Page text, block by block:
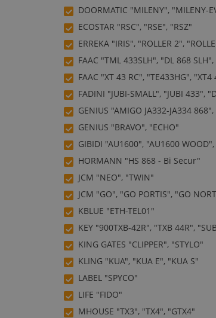
DOORMATIC "MILENY", "MILENY-
ECOSTAR "RSC", "RSE", "RSZ"
ERREKA "IRIS", "ROLLER 2",
FAAC "TML 433SLH", "DL 868
FAAC "XT 43 RC", "TE433HG", "XT4
FADINI "JUBI-SMALL", "JUBI 433",
GENIUS "AMIGO JA332-JA334
GENIUS "BRAVO", "ECHO"
GIBIDI "AU1600", "AU1600
HORMANN "HS 868 - Bi Secur"
JCM "NEO", "TWIN"
JCM "GO", "GO PORTIS", "GO
KBLUE "ETH-TEL01"
KEY "900TXB-42R", "TXB 44R",
KING GATES "CLIPPER", "STYLO"
KLING "KUA", "KUA E", "KUA S"
LABEL "SPYCO"
LIFE "FIDO"
MHOUSE "TX3", "TX4", "GTX4"